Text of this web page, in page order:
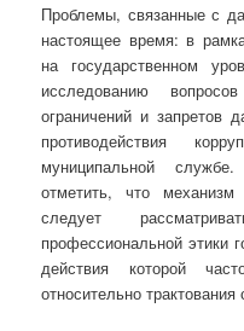
Проблемы, связанные с
настоящее время: в
на государственном
исследованию
ограничений и запретов
противодействия
муниципальной
отметить, что
следует
профессиональной этики
действия которой
относительно